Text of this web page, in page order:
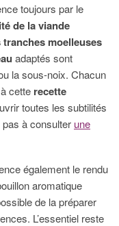
toujours par le
de la viande
tranches moelleuses
adaptés sont
la sous-noix. Chacun
cette recette
toutes les subtilités
pas à consulter une
également le rendu
aromatique
de la préparer
L’essentiel reste